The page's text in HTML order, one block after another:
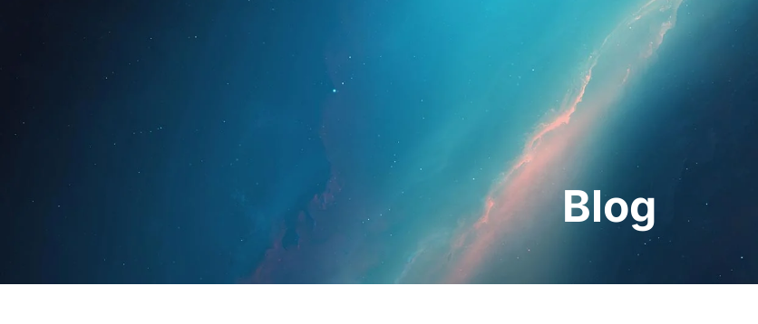
Para profesionales Para pacientes
Blog